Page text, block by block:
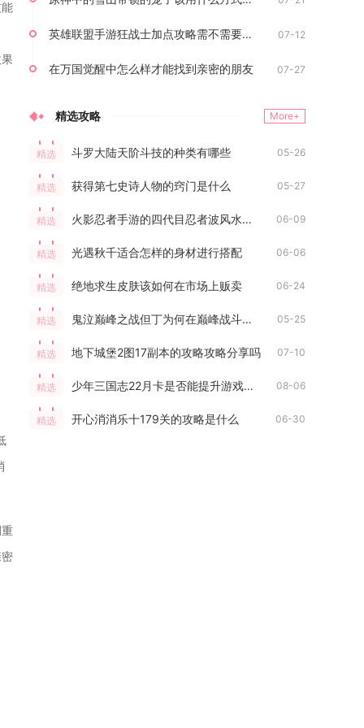
英雄联盟手游狂战士加点攻略需不需要重视 07-12
在万国觉醒中怎么样才能找到亲密的朋友 07-27
精选攻略 More+
精选 斗罗大陆天阶斗技的种类有哪些 05-26
精选 获得第七史诗人物的窍门是什么 05-27
精选 火影忍者手游的四代目忍者波风水门怎么样 06-09
精选 光遇秋千适合怎样的身材进行搭配 06-06
精选 绝地求生皮肤该如何在市场上贩卖 06-24
精选 鬼泣巅峰之战但丁为何在巅峰战斗中用大剑 05-25
精选 地下城堡2图17副本的攻略攻略分享吗 07-10
精选 少年三国志22月卡是否能提升游戏进程速度 08-06
精选 开心消消乐十179关的攻略是什么 06-30